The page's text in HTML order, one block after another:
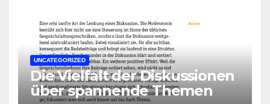
UNCATEGORIZED
Die Vielfalt der Diskussionen
über spannende Themen